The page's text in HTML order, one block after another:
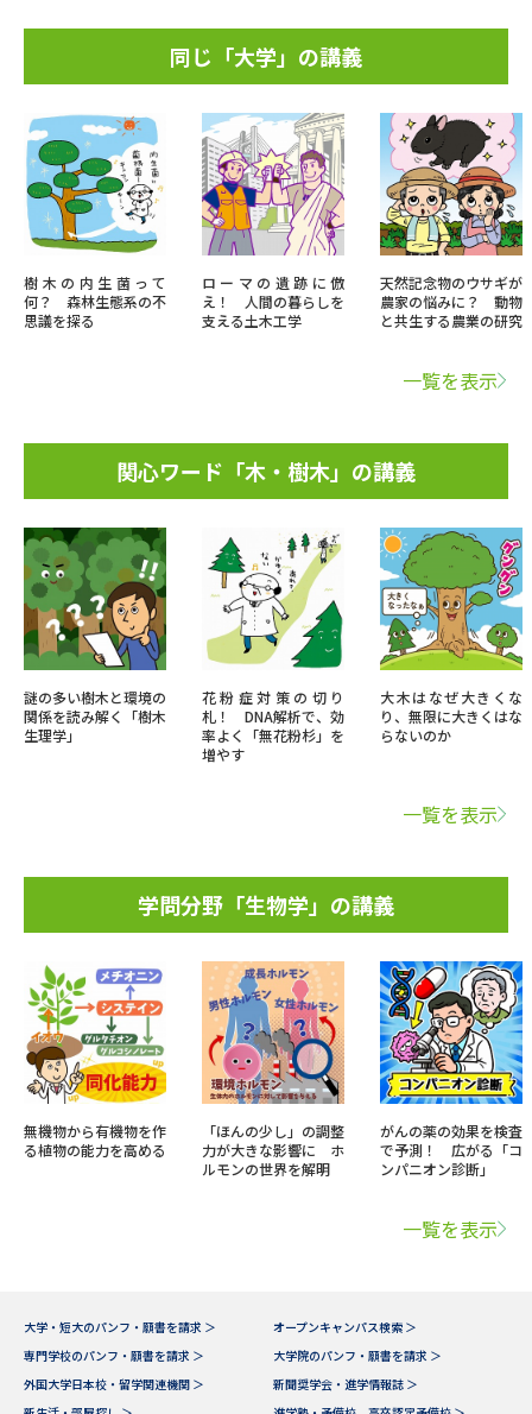
同じ「大学」の講義
樹木の内生菌って
何？ 森林生態系の不
思議を探る
ローマの遺跡に倣
え！ 人間の暮らしを
支える土木工学
天然記念物のウサギが
農家の悩みに？ 動物
と共生する農業の研究
一覧を表示
関心ワード「木・樹木」の講義
謎の多い樹木と環境の
関係を読み解く「樹木
生理学」
花粉症対策の切り
札！ DNA解析で、効
率よく「無花粉杉」を
増やす
大木はなぜ大きくな
り、無限に大きくはな
らないのか
一覧を表示
学問分野「生物学」の講義
無機物から有機物を作
る植物の能力を高める
「ほんの少し」の調整
力が大きな影響に ホ
ルモンの世界を解明
がんの薬の効果を検査
で予測！ 広がる「コ
ンパニオン診断」
一覧を表示
大学・短大のパンフ・願書を請求 ＞
オープンキャンパス検索 ＞
専門学校のパンフ・願書を請求 ＞
大学院のパンフ・願書を請求 ＞
外国大学日本校・留学関連機関 ＞
新聞奨学会・進学情報誌 ＞